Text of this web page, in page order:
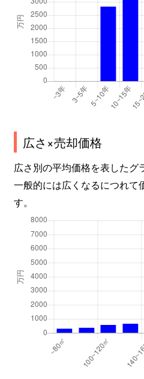
広さ×売却価格
広さ別の平均価格を表したグ
一般的には広くなるにつれて
す。